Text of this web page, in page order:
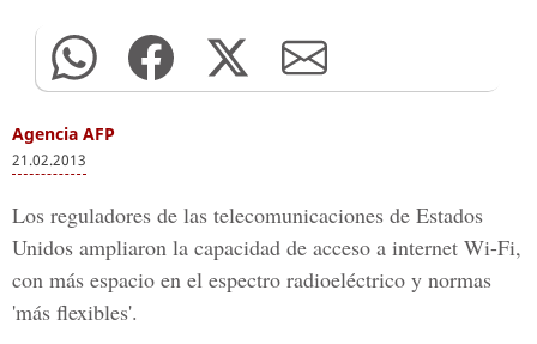
Agencia AFP
21.02.2013
Los reguladores de las telecomunicaciones de Estados
Unidos ampliaron la capacidad de acceso a internet Wi-Fi,
con más espacio en el espectro radioeléctrico y normas
'más flexibles'.